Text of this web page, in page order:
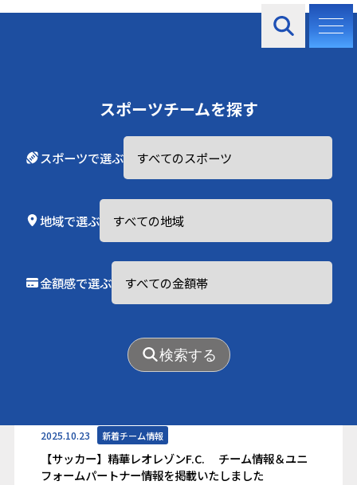
スポーツチームを探す
スポーツで選ぶ
地域で選ぶ
金額感で選ぶ
検索する
お知らせ
2026.03.11 新着チーム情報
ガンバ大阪 チーム情報＆プラン情報を掲載いたしま
2025.10.30 新着チーム情報
新着チーム情報
2025.10.23 新着チーム情報
【サッカー】精華レオレゾンF.C. チーム情報＆ユニ
フォームパートナー情報を掲載いたしました